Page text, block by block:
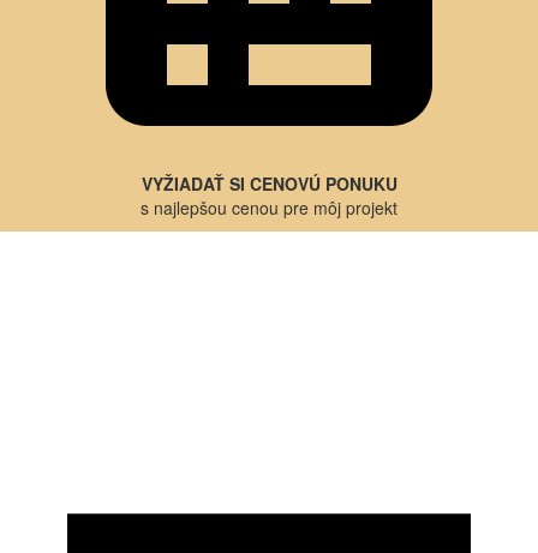
VYŽIADAŤ SI CENOVÚ PONUKU
s najlepšou cenou pre môj projekt